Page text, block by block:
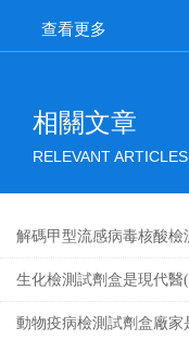
查看更多
相關文章
RELEVANT ARTICLES